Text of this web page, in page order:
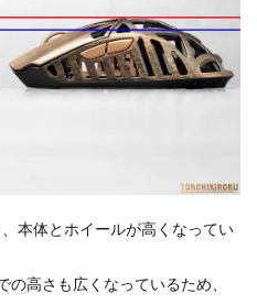
本体とホイールが高くなってい
の高さも広くなっているため、